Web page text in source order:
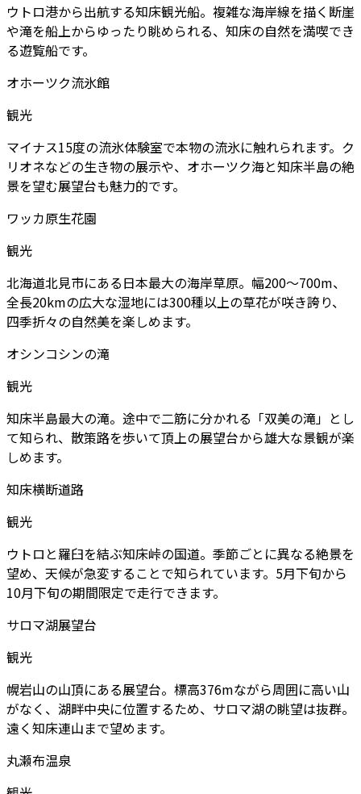
ウトロ港から出航する知床観光船。複雑な海岸線を描く断崖
や滝を船上からゆったり眺められる、知床の自然を満喫でき
る遊覧船です。
オホーツク流氷館
観光
マイナス15度の流氷体験室で本物の流氷に触れられます。ク
リオネなどの生き物の展示や、オホーツク海と知床半島の絶
景を望む展望台も魅力的です。
ワッカ原生花園
観光
北海道北見市にある日本最大の海岸草原。幅200～700m、
全長20kmの広大な湿地には300種以上の草花が咲き誇り、
四季折々の自然美を楽しめます。
オシンコシンの滝
観光
知床半島最大の滝。途中で二筋に分かれる「双美の滝」とし
て知られ、散策路を歩いて頂上の展望台から雄大な景観が楽
しめます。
知床横断道路
観光
ウトロと羅臼を結ぶ知床峠の国道。季節ごとに異なる絶景を
望め、天候が急変することで知られています。5月下旬から
10月下旬の期間限定で走行できます。
サロマ湖展望台
観光
幌岩山の山頂にある展望台。標高376mながら周囲に高い山
がなく、湖畔中央に位置するため、サロマ湖の眺望は抜群。
遠く知床連山まで望めます。
丸瀬布温泉